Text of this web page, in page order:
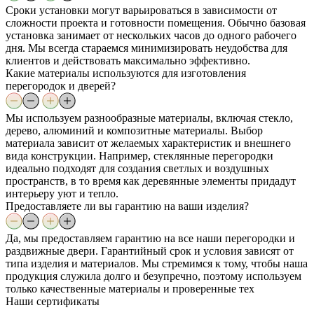
Сроки установки могут варьироваться в зависимости от
сложности проекта и готовности помещения. Обычно базовая
установка занимает от нескольких часов до одного рабочего
дня. Мы всегда стараемся минимизировать неудобства для
клиентов и действовать максимально эффективно.
Какие материалы используются для изготовления
перегородок и дверей?
Мы используем разнообразные материалы, включая стекло,
дерево, алюминий и композитные материалы. Выбор
материала зависит от желаемых характеристик и внешнего
вида конструкции. Например, стеклянные перегородки
идеально подходят для создания светлых и воздушных
пространств, в то время как деревянные элементы придадут
интерьеру уют и тепло.
Предоставляете ли вы гарантию на ваши изделия?
Да, мы предоставляем гарантию на все наши перегородки и
раздвижные двери. Гарантийный срок и условия зависят от
типа изделия и материалов. Мы стремимся к тому, чтобы наша
продукция служила долго и безупречно, поэтому используем
только качественные материалы и проверенные тех
Наши сертификаты